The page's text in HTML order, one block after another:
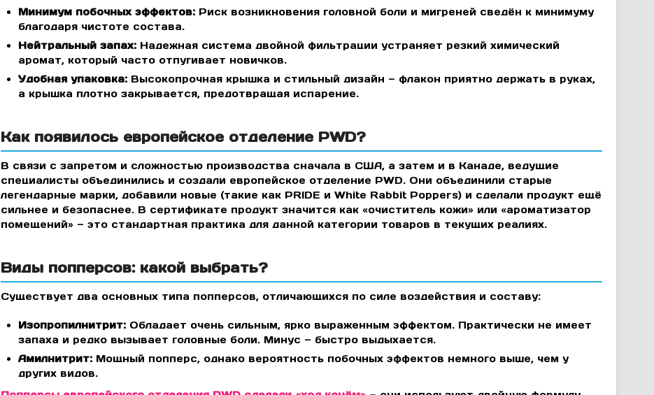
Минимум побочных эффектов: Риск возникновения головной боли и мигреней сведён к минимуму
благодаря чистоте состава.
Нейтральный запах: Надежная система двойной фильтрации устраняет резкий химический
аромат, который часто отпугивает новичков.
Удобная упаковка: Высокопрочная крышка и стильный дизайн — флакон приятно держать в руках,
а крышка плотно закрывается, предотвращая испарение.
Как появилось европейское отделение PWD?
В связи с запретом и сложностью производства сначала в США, а затем и в Канаде, ведущие
специалисты объединились и создали европейское отделение PWD. Они объединили старые
легендарные марки, добавили новые (такие как PRIDE и White Rabbit Poppers) и сделали продукт ещё
сильнее и безопаснее. В сертификате продукт значится как «очиститель кожи» или «ароматизатор
помещений» — это стандартная практика для данной категории товаров в текущих реалиях.
Виды попперсов: какой выбрать?
Существует два основных типа попперсов, отличающихся по силе воздействия и составу:
Изопропилнитрит: Обладает очень сильным, ярко выраженным эффектом. Практически не имеет
запаха и редко вызывает головные боли. Минус — быстро выдыхается.
Амилнитрит: Мощный попперс, однако вероятность побочных эффектов немного выше, чем у
других видов.